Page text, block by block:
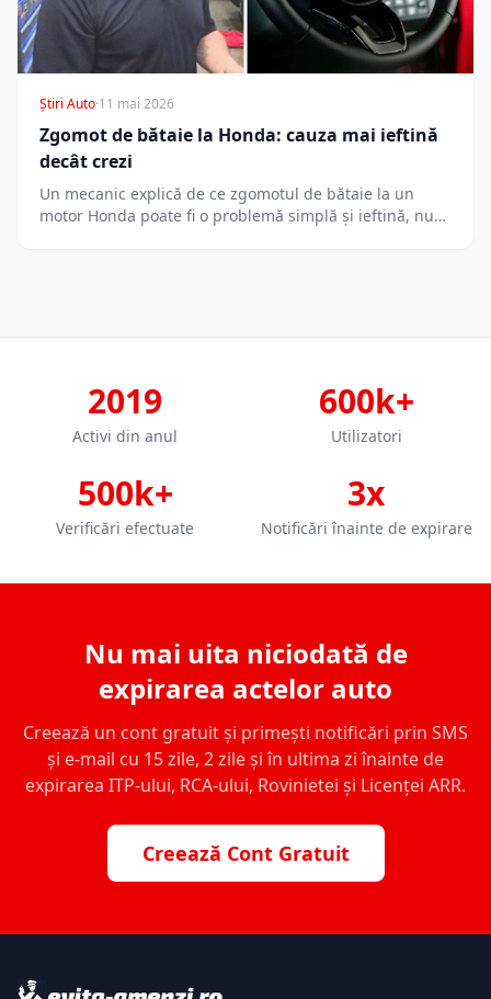
Știri Auto·11 mai 2026
Zgomot de bătaie la Honda: cauza mai ieftină
decât crezi
Un mecanic explică de ce zgomotul de bătaie la un
motor Honda poate fi o problemă simplă și ieftină, nu…
2019
Activi din anul
600k+
Utilizatori
500k+
Verificări efectuate
3x
Notificări înainte de expirare
Nu mai uita niciodată de
expirarea actelor auto
Creează un cont gratuit și primești notificări prin SMS
și e-mail cu 15 zile, 2 zile și în ultima zi înainte de
expirarea ITP-ului, RCA-ului, Rovinietei și Licenței ARR.
Creează Cont Gratuit